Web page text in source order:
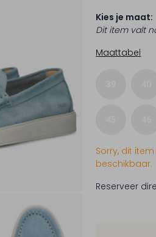
Kies je maat:
Dit item valt
Maattabel
Sorry, dit
beschikbaar.
Reserveer